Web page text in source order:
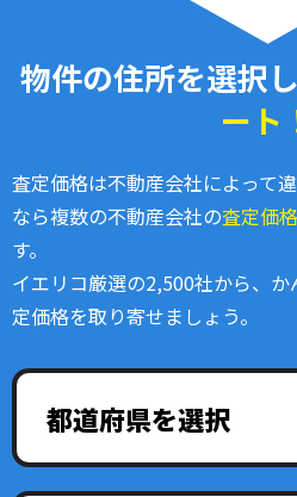
物件の住所を選択
ート
査定価格は不動産会社によって違
なら複数の不動産会社の査定価
す。
イエリコ厳選の2,500社から、
定価格を取り寄せましょう。
都道府県を選択